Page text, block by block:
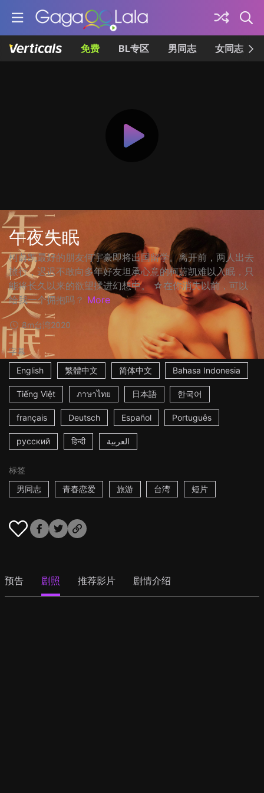
免费 BL专区 男同志 女同志
午夜失眠
柯蔚凯最好的朋友何宇豪即将出国留学。离开前，两人出去
旅行，迟迟不敢向多年好友坦承心意的柯蔚凯难以入眠，只
能将长久以来的欲望揉进幻想中。 ☆在你消失以前，可以
给我一个拥抱吗？ More
8m台湾2020
字幕
English
繁體中文 简体中文 Bahasa Indonesia
Tiếng Việt ภาษาไทย 日本語 한국어
français Deutsch Español Português
русский हिन्दी العربية
标签
男同志
青春恋爱 旅游 台湾 短片
预告 剧照 推荐影片 剧情介绍